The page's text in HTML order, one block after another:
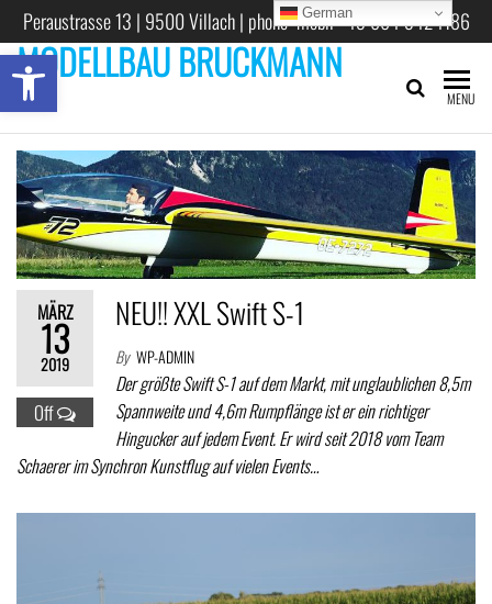
Open toolbar
Peraustrasse 13 | 9500 Villach | phone mobil +43 664 3424186
MENU
MODELLBAU BRUCKMANN
MÄRZ
13
2019
Off
NEU!! XXL Swift S-1
By WP-ADMIN
Der größte Swift S-1 auf dem Markt, mit unglaublichen 8,5m
Spannweite und 4,6m Rumpflänge ist er ein richtiger
Hingucker auf jedem Event. Er wird seit 2018 vom Team
Schaerer im Synchron Kunstflug auf vielen Events…
German